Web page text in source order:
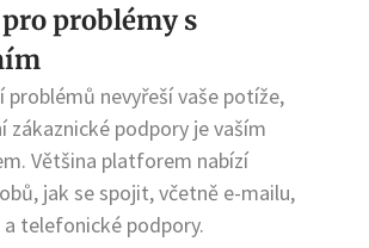
problémy s
problémů nevyřeší vaše potíže,
zákaznické podpory je vaším
Většina platforem nabízí
jak se spojit, včetně e-mailu,
telefonické podpory.